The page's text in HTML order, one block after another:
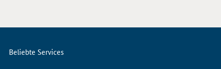
Servicemenü
Beliebte Services